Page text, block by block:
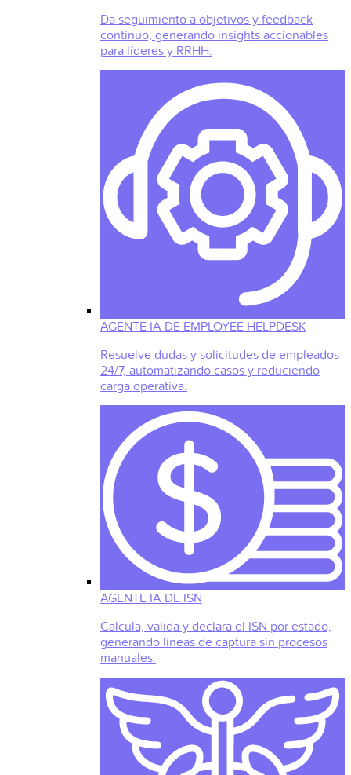
Da seguimiento a objetivos y feedback
continuo, generando insights accionables
para líderes y RRHH.
AGENTE IA DE EMPLOYEE HELPDESK
Resuelve dudas y solicitudes de empleados
24/7, automatizando casos y reduciendo
carga operativa.
AGENTE IA DE ISN
Calcula, valida y declara el ISN por estado,
generando líneas de captura sin procesos
manuales.